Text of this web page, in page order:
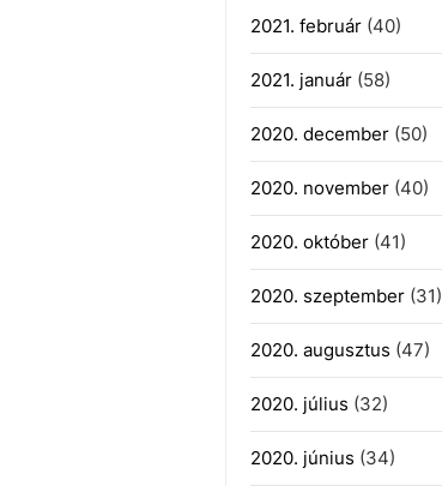
2021. február(40)
2021. január(58)
2020. december(50)
2020. november(40)
2020. október(41)
2020. szeptember(31)
2020. augusztus (47)
2020. július (32)
2020. június (34)